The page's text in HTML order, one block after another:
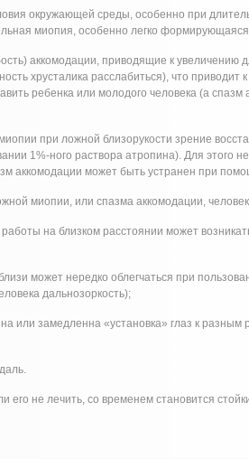
окружающей среды, особенно при
миопия, особенно легко
аккомодации, приводящие к увеличению
хрусталика расслабиться), что
ребенка или молодого человека (а
при ложной близорукости зрение
1%-ного раствора атропина). Для этого
аккомодации может быть устранен при
миопии, или спазма аккомодации,
на близком расстоянии может
может нередко облегчаться при
дальнозоркость);
или замедленна «установка» глаз к разным
его не лечить, со временем становится